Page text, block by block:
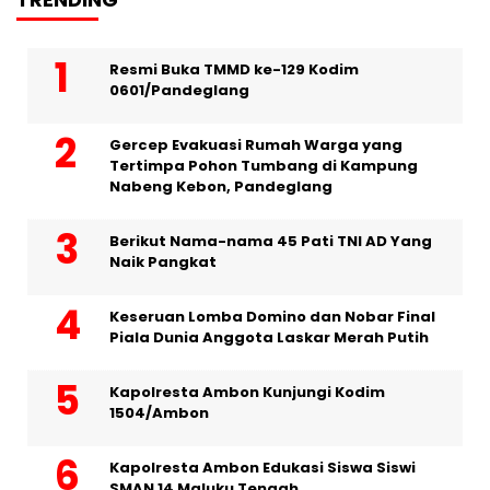
Resmi Buka TMMD ke-129 Kodim
0601/Pandeglang
Gercep Evakuasi Rumah Warga yang
Tertimpa Pohon Tumbang di Kampung
Nabeng Kebon, Pandeglang
Berikut Nama-nama 45 Pati TNI AD Yang
Naik Pangkat
Keseruan Lomba Domino dan Nobar Final
Piala Dunia Anggota Laskar Merah Putih
Kapolresta Ambon Kunjungi Kodim
1504/Ambon
Kapolresta Ambon Edukasi Siswa Siswi